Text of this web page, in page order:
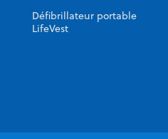
Défibrillateur portable
LifeVest